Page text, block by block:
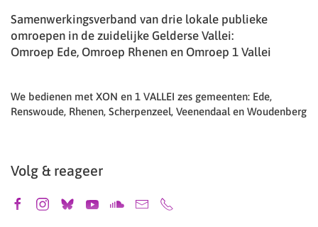
Samenwerkingsverband van drie lokale publieke
omroepen in de zuidelijke Gelderse Vallei:
Omroep Ede, Omroep Rhenen en Omroep 1 Vallei
We bedienen met XON en 1 VALLEI zes gemeenten: Ede,
Renswoude, Rhenen, Scherpenzeel, Veenendaal en Woudenberg
Volg & reageer